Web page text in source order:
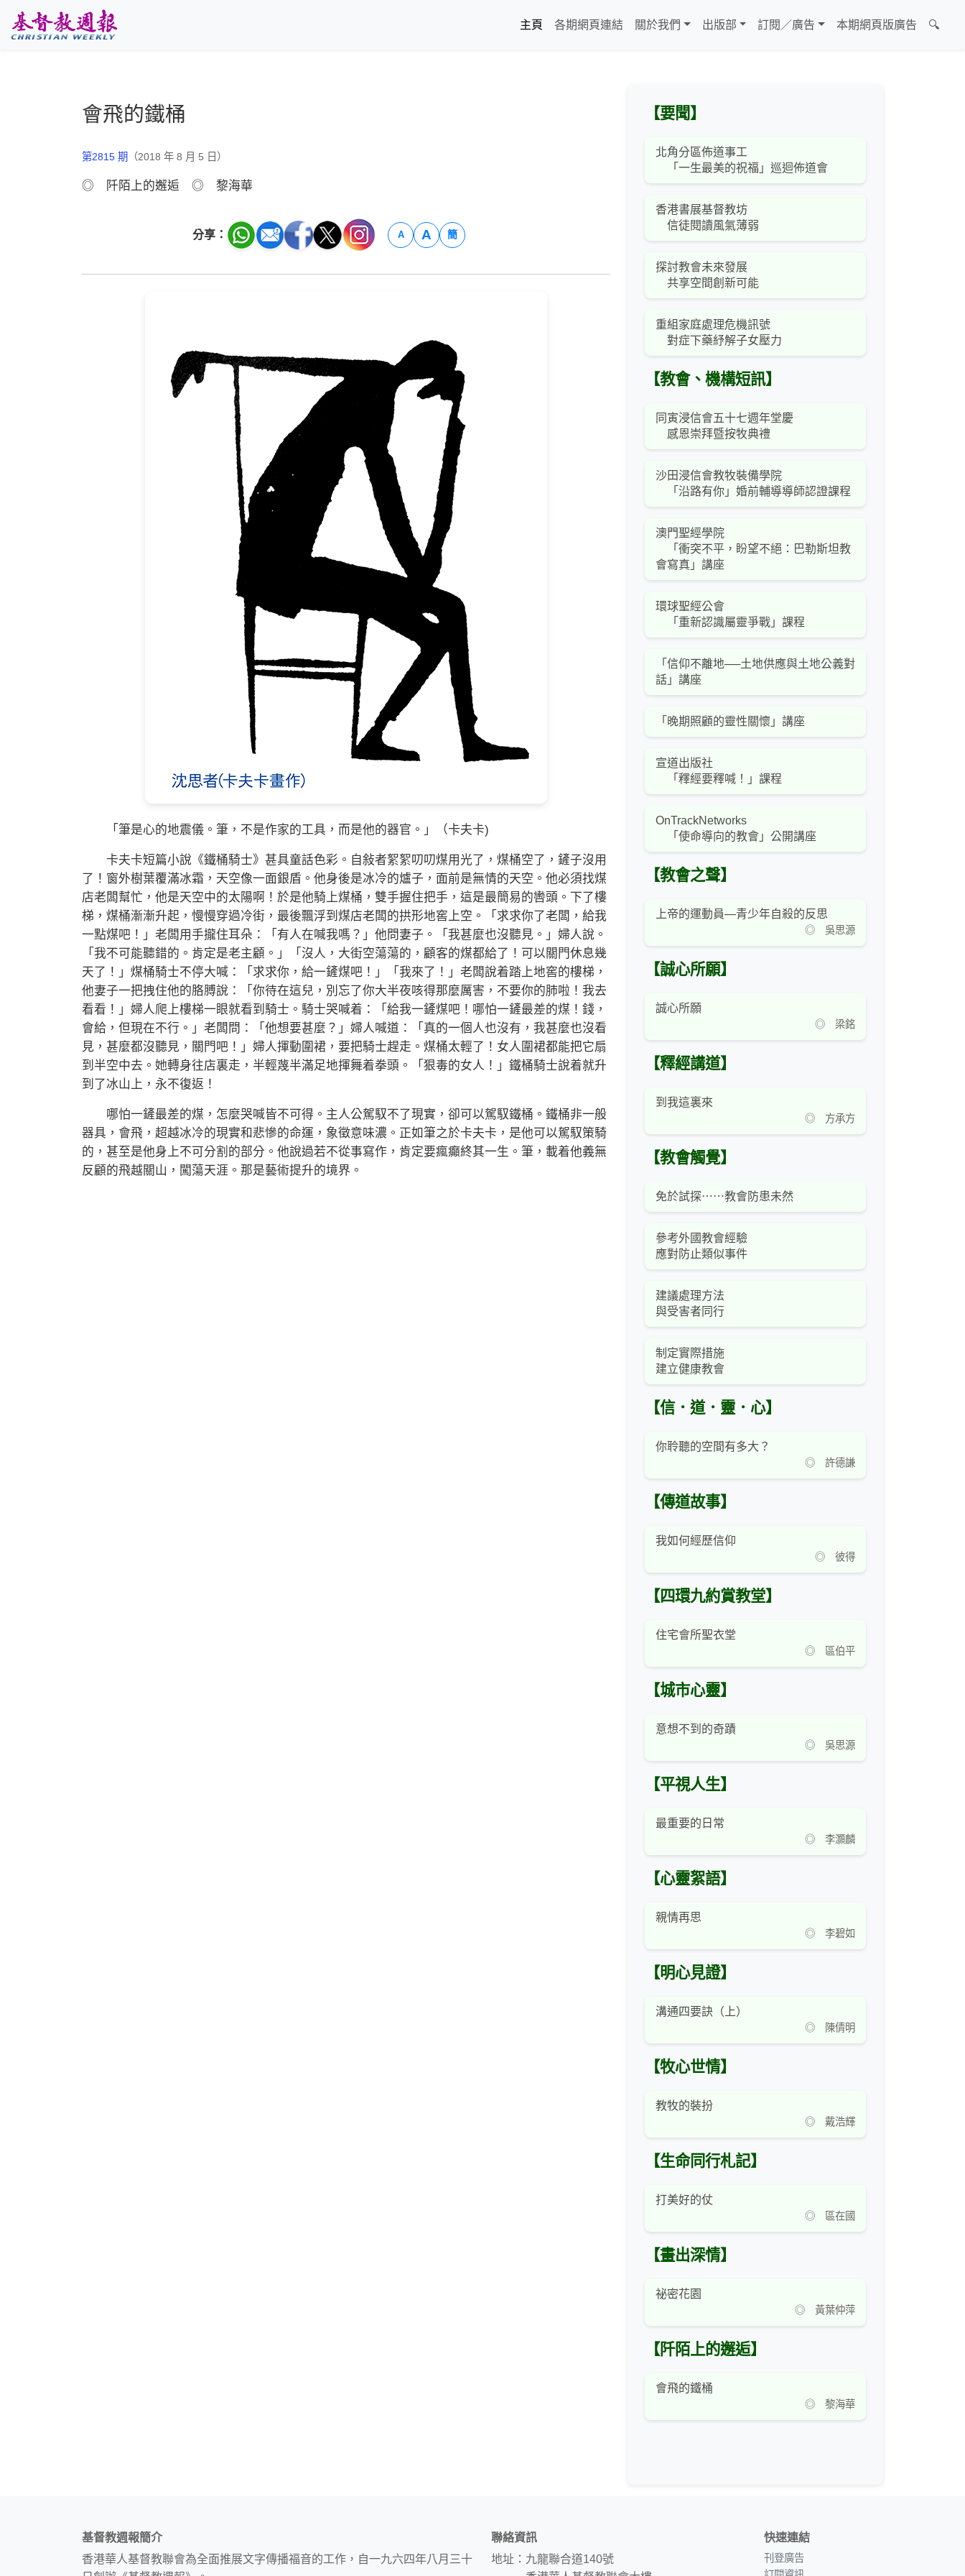
主頁
各期網頁連結 關於我們 出版部 訂閱／廣告 本期網頁版廣告 🔍
會飛的鐵桶
第2815 期 （2018 年 8 月 5 日）
◎ 阡陌上的邂逅 ◎ 黎海華
分享： A A 簡
「筆是心的地震儀。筆，不是作家的工具，而是他的器官。」（卡夫卡)
卡夫卡短篇小說《鐵桶騎士》甚具童話色彩。自敍者絮絮叨叨煤用光了，煤桶空了，鏟子沒用
了！窗外樹葉覆滿冰霜，天空像一面銀盾。他身後是冰冷的爐子，面前是無情的天空。他必須找煤
店老闆幫忙，他是天空中的太陽啊！於是他騎上煤桶，雙手握住把手，這是最簡易的轡頭。下了樓
梯，煤桶漸漸升起，慢慢穿過冷街，最後飄浮到煤店老闆的拱形地窖上空。「求求你了老闆，給我
一點煤吧！」老闆用手攏住耳朵：「有人在喊我嗎？」他問妻子。「我甚麼也沒聽見。」婦人說。
「我不可能聽錯的。肯定是老主顧。」「沒人，大街空蕩蕩的，顧客的煤都給了！可以關門休息幾
天了！」煤桶騎士不停大喊：「求求你，給一鏟煤吧！」「我來了！」老闆說着踏上地窖的樓梯，
他妻子一把拽住他的胳膊說：「你待在這兒，別忘了你大半夜咳得那麼厲害，不要你的肺啦！我去
看看！」婦人爬上樓梯一眼就看到騎士。騎士哭喊着：「給我一鏟煤吧！哪怕一鏟最差的煤！錢，
會給，但現在不行。」老闆問：「他想要甚麼？」婦人喊道：「真的一個人也沒有，我甚麼也沒看
見，甚麼都沒聽見，關門吧！」婦人揮動圍裙，要把騎士趕走。煤桶太輕了！女人圍裙都能把它扇
到半空中去。她轉身往店裏走，半輕蔑半滿足地揮舞着拳頭。「狠毒的女人！」鐵桶騎士說着就升
到了冰山上，永不復返！
哪怕一鏟最差的煤，怎麼哭喊皆不可得。主人公駕馭不了現實，卻可以駕馭鐵桶。鐵桶非一般
器具，會飛，超越冰冷的現實和悲慘的命運，象徵意味濃。正如筆之於卡夫卡，是他可以駕馭策騎
的，甚至是他身上不可分割的部分。他說過若不從事寫作，肯定要瘋癲終其一生。筆，載着他義無
反顧的飛越關山，闖蕩天涯。那是藝術提升的境界。
【要聞】
北角分區佈道事工
「一生最美的祝福」巡迴佈道會
香港書展基督教坊
信徒閱讀風氣薄弱
探討教會未來發展
共享空間創新可能
重組家庭處理危機訊號
對症下藥紓解子女壓力
【教會、機構短訊】
同寅浸信會五十七週年堂慶
感恩崇拜暨按牧典禮
沙田浸信會教牧裝備學院
「沿路有你」婚前輔導導師認證課程
澳門聖經學院
「衝突不平，盼望不絕：巴勒斯坦教
會寫真」講座
環球聖經公會
「重新認識屬靈爭戰」課程
「信仰不離地──土地供應與土地公義對
話」講座
「晚期照顧的靈性關懷」講座
宣道出版社
「釋經要釋喊！」課程
OnTrackNetworks
「使命導向的教會」公開講座
【教會之聲】
上帝的運動員—青少年自殺的反思
◎ 吳思源
【誠心所願】
誠心所願
◎ 梁銘
【釋經講道】
到我這裏來
◎ 方承方
【教會觸覺】
免於試探⋯⋯教會防患未然
參考外國教會經驗
應對防止類似事件
建議處理方法
與受害者同行
制定實際措施
建立健康教會
【信．道．靈．心】
你聆聽的空間有多大？
◎ 許德謙
【傳道故事】
我如何經歷信仰
◎ 彼得
【四環九約賞教堂】
住宅會所聖衣堂
◎ 區伯平
【城市心靈】
意想不到的奇蹟
◎ 吳思源
【平視人生】
最重要的日常
◎ 李灝麟
【心靈絮語】
親情再思
◎ 李碧如
【明心見證】
溝通四要訣（上）
◎ 陳倩明
【牧心世情】
教牧的裝扮
◎ 戴浩輝
【生命同行札記】
打美好的仗
◎ 區在國
【畫出深情】
祕密花園
◎ 黃葉仲萍
【阡陌上的邂逅】
會飛的鐵桶
◎ 黎海華
基督教週報簡介
香港華人基督教聯會為全面推展文字傳播福音的工作，自一九六四年八月三十
聯絡資訊
地址：九龍聯合道140號
快速連結
刊登廣告